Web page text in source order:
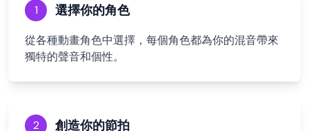
1 選擇你的角色
從各種動畫角色中選擇，每個角色都為你的混音帶來
獨特的聲音和個性。
2 創造你的節拍